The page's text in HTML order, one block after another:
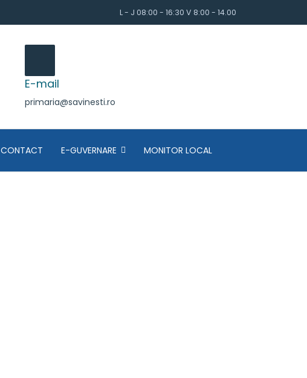
L - J 08:00 - 16:30 V 8:00 - 14.00
E-mail
primaria@savinesti.ro
CONTACT E-GUVERNARE MONITOR LOCAL